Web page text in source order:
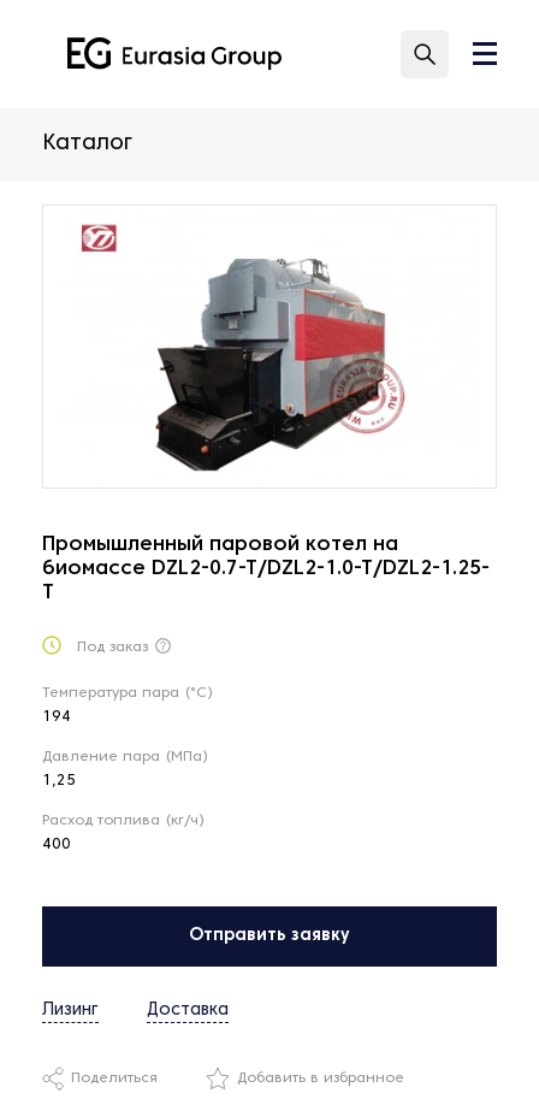
Каталог
Промышленный паровой котел на
биомассе DZL2-0.7-T/DZL2-1.0-T/DZL2-1.25-
T
Под заказ
Температура пара (°С)
194
Давление пара (МПа)
1,25
Расход топлива (кг/ч)
400
Отправить заявку
Лизинг Доставка
Поделиться Добавить в избранное